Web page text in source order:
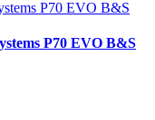
P70 EVO B&S